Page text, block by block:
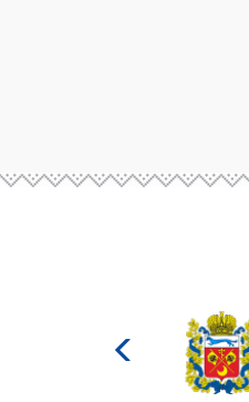
Министерство
культуры
Российской
федерации